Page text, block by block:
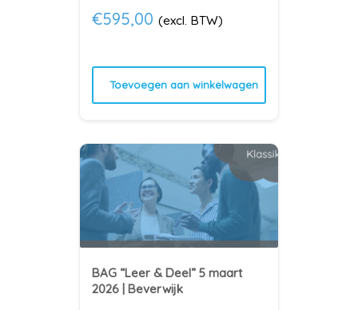
€595,00 (excl. BTW)
Toevoegen aan winkelwagen
BAG “Leer & Deel” 5 maart
2026 | Beverwijk